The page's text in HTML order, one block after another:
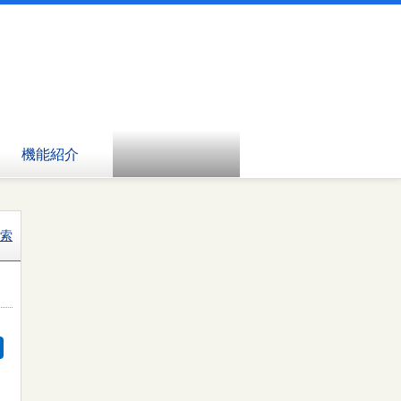
機能紹介